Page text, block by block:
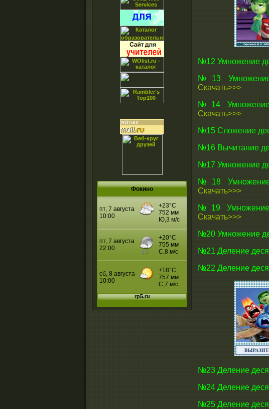
Фокино
№12 Умножение
№13
Скачать>>>
№14 Умножение
Скачать>>>
№15 Сложение
№16 Вычитание
№17 Умножение
№18 Умножение
Скачать>>>
№19 Умножение
Скачать>>>
№20 Умножение
№21 Деление
№22 Деление
№23 Деление
№24 Деление
№25 Деление